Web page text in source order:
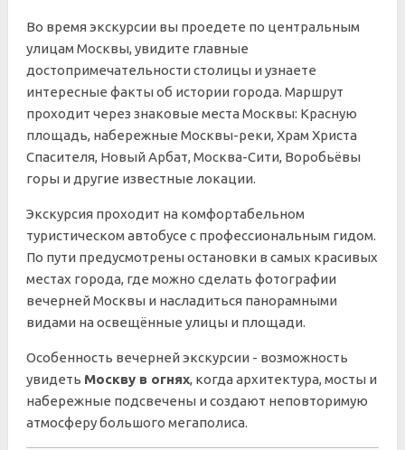
Во время экскурсии вы проедете по центральным
улицам Москвы, увидите главные
достопримечательности столицы и узнаете
интересные факты об истории города. Маршрут
проходит через знаковые места Москвы: Красную
площадь, набережные Москвы-реки, Храм Христа
Спасителя, Новый Арбат, Москва-Сити, Воробьёвы
горы и другие известные локации.
Экскурсия проходит на комфортабельном
туристическом автобусе с профессиональным гидом.
По пути предусмотрены остановки в самых красивых
местах города, где можно сделать фотографии
вечерней Москвы и насладиться панорамными
видами на освещённые улицы и площади.
Особенность вечерней экскурсии - возможность
увидеть Москву в огнях, когда архитектура, мосты и
набережные подсвечены и создают неповторимую
атмосферу большого мегаполиса.